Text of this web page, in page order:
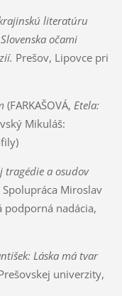
literatúru
očami
Prešov, Lipovce pri
(FARKAŠOVÁ, Etela:
Mikuláš:
tragédie a osudov
Spolupráca Miroslav
podporná nadácia,
Láska má tvar
univerzity,